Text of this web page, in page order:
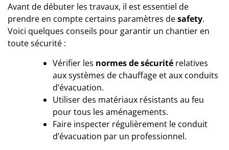
Avant de débuter les travaux, il est essentiel de
prendre en compte certains paramètres desafety.
Voici quelques conseils pour garantir un chantier en
toute sécurité :
Vérifier les normes de sécurité relatives
aux systèmes de chauffage et aux conduits
d’évacuation.
Utiliser des matériaux résistants au feu
pour tous les aménagements.
Faire inspecter régulièrement le conduit
d’évacuation par un professionnel.